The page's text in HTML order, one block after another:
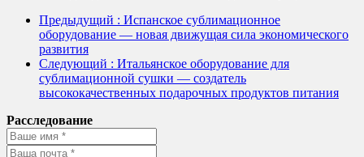
Предыдущий : Испанское сублимационное
оборудование — новая движущая сила экономического
развития
Следующий : Итальянское оборудование для
сублимационной сушки — создатель
высококачественных подарочных продуктов питания
Расследование